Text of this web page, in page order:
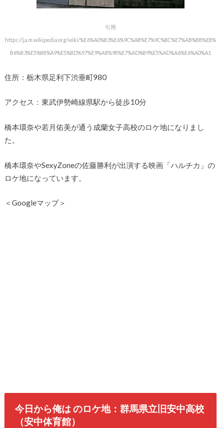
引用
https://ja.m.wikipedia.org/wiki/%E6%A0%83%E6%9C%A8%E7%9C%8C%E7%AB%8B%E8%
B6%B3%E5%88%A9%E5%8D%97%E9%AB%98%E7%AD%89%E5%AD%A6%E6%A0%A1
住所：栃木県足利下渋垂町980
アクセス：東武伊勢崎線県駅から徒歩10分
橋本環奈や若月佑美が通う成蘭女子高校のロケ地になりまし
た。
橋本環奈やSexyZoneの佐藤勝利が出演する映画「ハルチカ」の
ロケ地になっています。
＜Googleマップ＞
今日から俺は のロケ地：群馬県立旧安中高校
（安中体育館）